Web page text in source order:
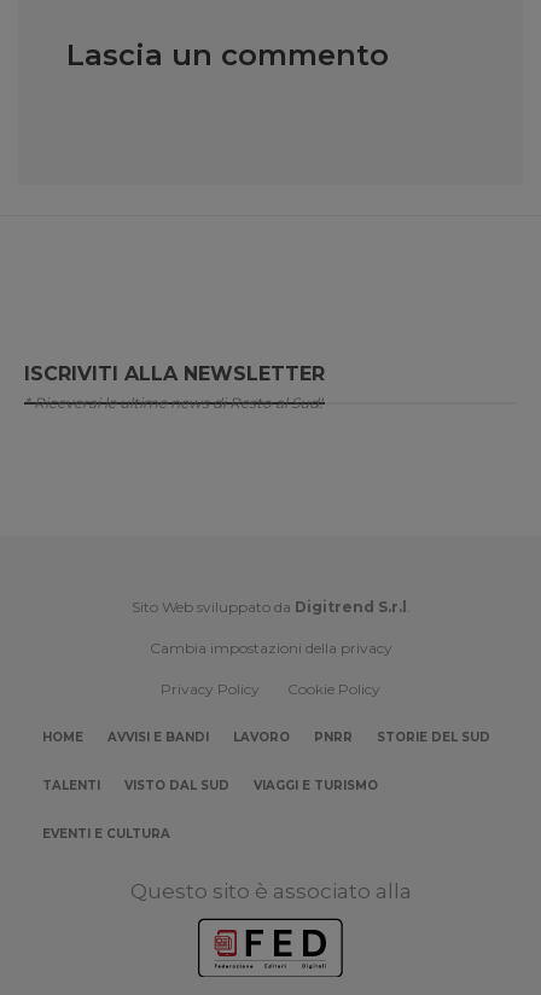
Lascia un commento
ISCRIVITI ALLA NEWSLETTER
* Riceverai le ultime news di Resto al Sud!
Sito Web sviluppato da Digitrend S.r.l .
Cambia impostazioni della privacy
Privacy Policy Cookie Policy
HOME AVVISI E BANDI LAVORO PNRR STORIE DEL SUD
TALENTI VISTO DAL SUD VIAGGI E TURISMO
EVENTI E CULTURA
Questo sito è associato alla